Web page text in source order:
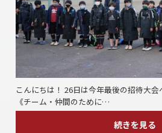
こんにちは！ 26日は今年最後の招待大会
《チーム・仲間のために…
続きを見る